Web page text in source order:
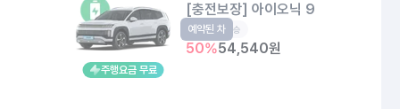
주행요금 무료
[충전보장] 아이오닉 9
EV 6인승
50%54,540원
예약된 차